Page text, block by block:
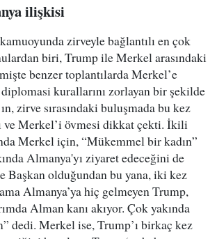
ilişkisi
zirveyle bağlantılı en çok
biri, Trump ile Merkel arasındaki
benzer toplantılarda Merkel’e
kurallarını zorlayan bir şekilde
zirve sırasındaki buluşmada bu kez
ve Merkel’i övmesi dikkat çekti. İkili
Merkel için, “Mükemmel bir kadın”
Almanya'yı ziyaret edeceğini de
Başkan olduğundan bu yana, iki kez
Almanya’ya hiç gelmeyen Trump,
Alman kanı akıyor. Çok yakında
dedi. Merkel ise, Trump’ı birkaç kez